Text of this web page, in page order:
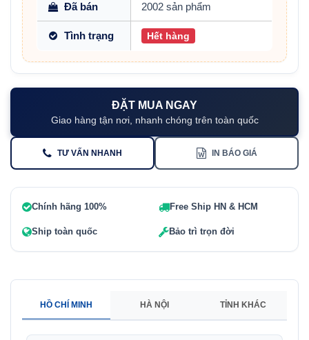
Đã bán 2002 sản phẩm
Tình trạng Hết hàng
ĐẶT MUA NGAY
Giao hàng tận nơi, nhanh chóng trên toàn quốc
TƯ VẤN NHANH IN BÁO GIÁ
Chính hãng 100% Free Ship HN & HCM
Ship toàn quốc Bảo trì trọn đời
HỒ CHÍ MINH HÀ NỘI TỈNH KHÁC